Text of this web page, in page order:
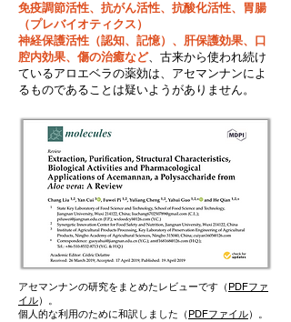
免疫調節活性、抗がん活性、抗酸化活性、胃腸
（プレバイオティクス）
神経保護活性（認知、記憶）、肝保護効果、口
腔内効果、傷の治癒など、古来から使われ続け
ているアロエベラの薬効は、アセマンナンによ
るものであることは疑いようがありません。
アセマンナンの研究をまとめたレビューです（PDFファ
イル）。
​個人的な利用のために和訳しました（PDFファイル）。